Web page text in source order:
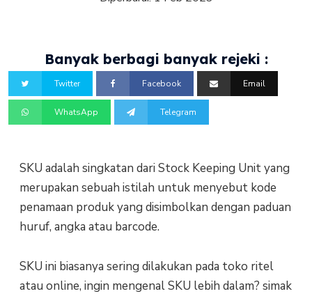
Banyak berbagi banyak rejeki :
Twitter Facebook Email
WhatsApp Telegram
SKU adalah singkatan dari Stock Keeping Unit yang
merupakan sebuah istilah untuk menyebut kode
penamaan produk yang disimbolkan dengan paduan
huruf, angka atau barcode.
SKU ini biasanya sering dilakukan pada toko ritel
atau online, ingin mengenal SKU lebih dalam? simak